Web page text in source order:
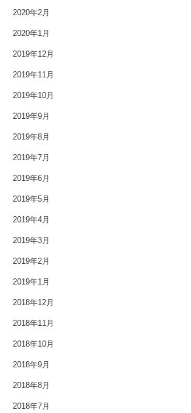
2020年2月
2020年1月
2019年12月
2019年11月
2019年10月
2019年9月
2019年8月
2019年7月
2019年6月
2019年5月
2019年4月
2019年3月
2019年2月
2019年1月
2018年12月
2018年11月
2018年10月
2018年9月
2018年8月
2018年7月